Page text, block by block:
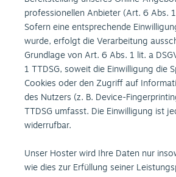
professionellen Anbieter (Art. 6 Abs.
Sofern eine entsprechende
wurde, erfolgt die Verarbeitung
Grundlage von Art. 6 Abs. 1 lit. a
1 TTDSG, soweit die Einwilligung die
Cookies oder den Zugriff auf
des Nutzers (z. B. Device-
TTDSG umfasst. Die Einwilligung ist
widerrufbar.
Unser Hoster wird Ihre Daten nur
wie dies zur Erfüllung seiner